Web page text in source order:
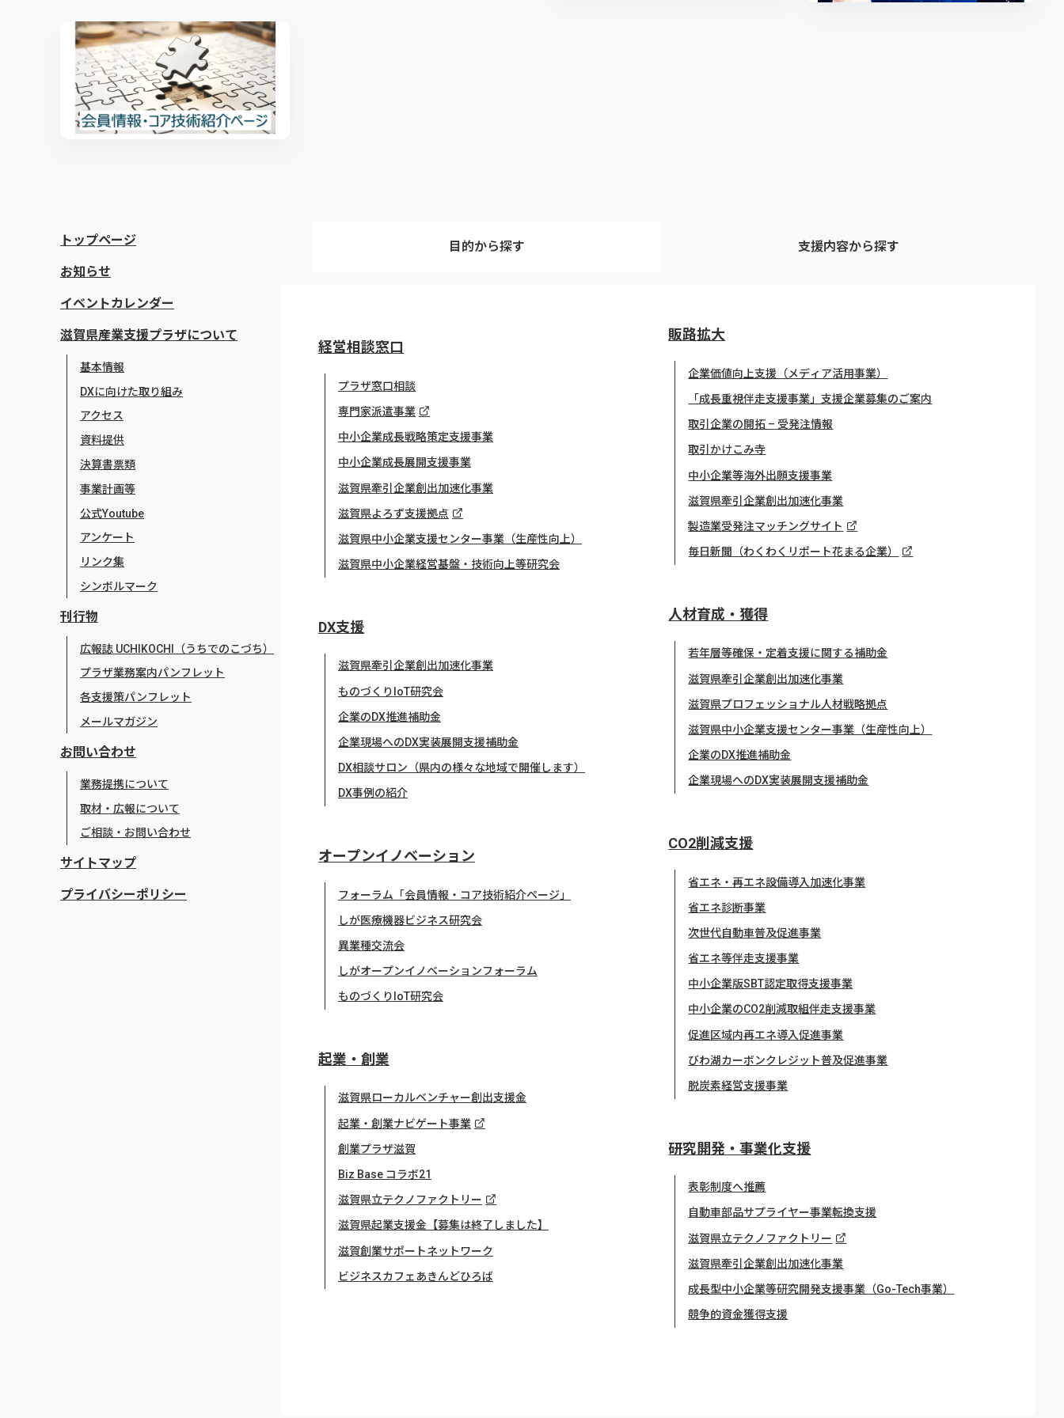
トップページ
お知らせ
イベントカレンダー
滋賀県産業支援プラザについて
基本情報
DXに向けた取り組み
アクセス
資料提供
決算書票類
事業計画等
公式Youtube
アンケート
リンク集
シンボルマーク
刊行物
広報誌 UCHIKOCHI（うちでのこづち）
プラザ業務案内パンフレット
各支援策パンフレット
メールマガジン
お問い合わせ
業務提携について
取材・広報について
ご相談・お問い合わせ
サイトマップ
プライバシーポリシー
目的から探す 支援内容から探す
経営相談窓口
プラザ窓口相談
専門家派遣事業
中小企業成長戦略策定支援事業
中小企業成長展開支援事業
滋賀県牽引企業創出加速化事業
滋賀県よろず支援拠点
滋賀県中小企業支援センター事業（生産性向上）
滋賀県中小企業経営基盤・技術向上等研究会
DX支援
滋賀県牽引企業創出加速化事業
ものづくりIoT研究会
企業のDX推進補助金
企業現場へのDX実装展開支援補助金
DX相談サロン（県内の様々な地域で開催します）
DX事例の紹介
オープンイノベーション
フォーラム「会員情報・コア技術紹介ページ」
しが医療機器ビジネス研究会
異業種交流会
しがオープンイノベーションフォーラム
ものづくりIoT研究会
起業・創業
滋賀県ローカルベンチャー創出支援金
起業・創業ナビゲート事業
創業プラザ滋賀
Biz Base コラボ21
滋賀県立テクノファクトリー
滋賀県起業支援金【募集は終了しました】
滋賀創業サポートネットワーク
ビジネスカフェあきんどひろば
販路拡大
企業価値向上支援（メディア活用事業）
「成長重視伴走支援事業」支援企業募集のご案内
取引企業の開拓 – 受発注情報
取引かけこみ寺
中小企業等海外出願支援事業
滋賀県牽引企業創出加速化事業
製造業受発注マッチングサイト
毎日新聞（わくわくリポート花まる企業）
人材育成・獲得
若年層等確保・定着支援に関する補助金
滋賀県牽引企業創出加速化事業
滋賀県プロフェッショナル人材戦略拠点
滋賀県中小企業支援センター事業（生産性向上）
企業のDX推進補助金
企業現場へのDX実装展開支援補助金
CO2削減支援
省エネ・再エネ設備導入加速化事業
省エネ診断事業
次世代自動車普及促進事業
省エネ等伴走支援事業
中小企業版SBT認定取得支援事業
中小企業のCO2削減取組伴走支援事業
促進区域内再エネ導入促進事業
びわ湖カーボンクレジット普及促進事業
脱炭素経営支援事業
研究開発・事業化支援
表彰制度へ推薦
自動車部品サプライヤー事業転換支援
滋賀県立テクノファクトリー
滋賀県牽引企業創出加速化事業
成長型中小企業等研究開発支援事業（Go-Tech事業）
競争的資金獲得支援